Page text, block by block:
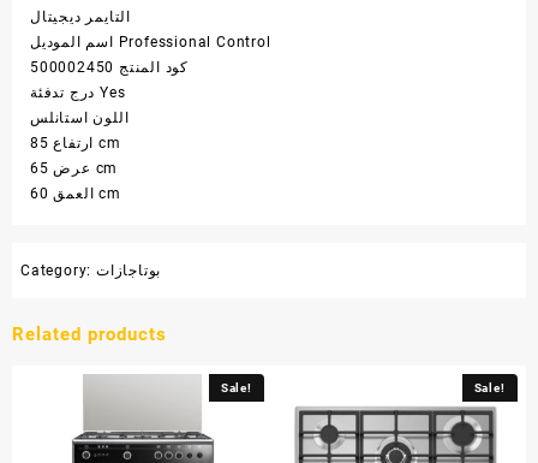
التايمر ديجيتال
Professional Control
كود المنتج 500002450
درج تدفئةYes
اللون استانلس
ارتفاع 85 cm
عرض 65 cm
العمق 60 cm
Category: بوتاجازات
Related products
Sale! Sale!